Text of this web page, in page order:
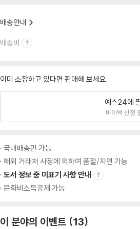
배송안내
배송비
이미 소장하고 있다면 판매해 보세요.
예스24에
바이백 신청
국내배송만 가능
해외 거래처 사정에 의하여 품절/지연 가능
도서 정보 중 미표기 사항 안내
문화비소득공제 가능
이 분야의 이벤트 13